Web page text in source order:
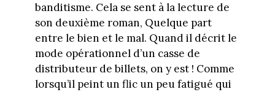
banditisme. Cela se sent à la lecture de
son deuxième roman, Quelque part
entre le bien et le mal. Quand il décrit le
mode opérationnel d’un casse de
distributeur de billets, on y est ! Comme
lorsqu’il peint un flic un peu fatigué qui